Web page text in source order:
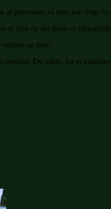
processen, så man kan følge
er rejst og det fjerde er
og døre.
Du milde, for et